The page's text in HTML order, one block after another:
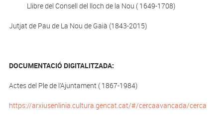
Llibre del Consell del lloch de la Nou ( 1649-1708)
Jutjat de Pau de La Nou de Gaià (1843-2015)
DOCUMENTACIÓ DIGITALITZADA:
Actes del Ple de l’Ajuntament ( 1867-1984)
https://arxiusenlinia.cultura.gencat.cat/#/cercaavancada/cerca